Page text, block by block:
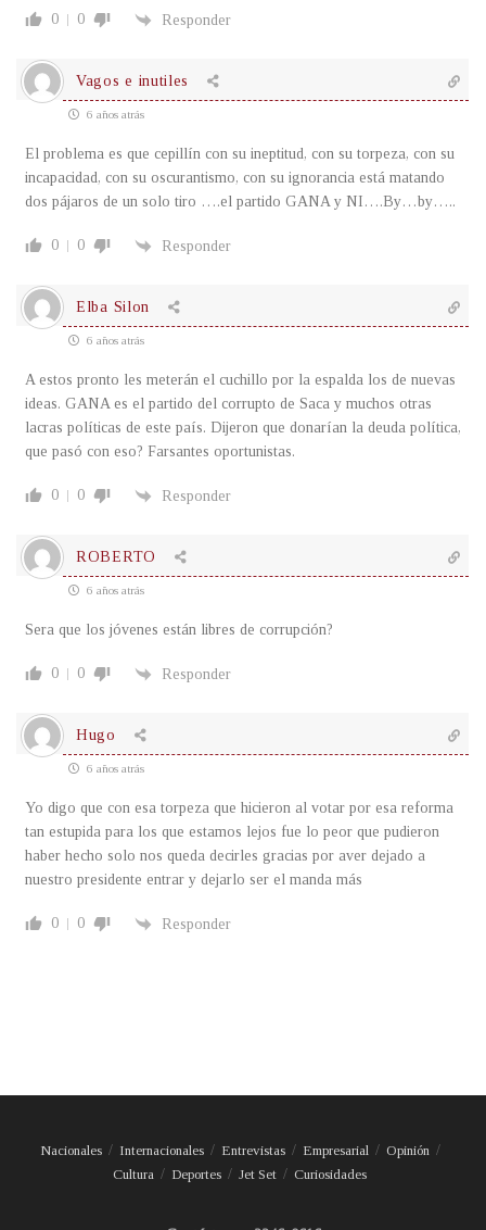
0 0 Responder
Vagos e inutiles
6 años atrás
El problema es que cepillín con su ineptitud, con su torpeza, con su
incapacidad, con su oscurantismo, con su ignorancia está matando
dos pájaros de un solo tiro ….el partido GANA y NI….By…by…..
0 0 Responder
Elba Silon
6 años atrás
A estos pronto les meterán el cuchillo por la espalda los de nuevas
ideas. GANA es el partido del corrupto de Saca y muchos otras
lacras políticas de este país. Dijeron que donarían la deuda política,
que pasó con eso? Farsantes oportunistas.
0 0 Responder
ROBERTO
6 años atrás
Sera que los jóvenes están libres de corrupción?
0 0 Responder
Hugo
6 años atrás
Yo digo que con esa torpeza que hicieron al votar por esa reforma
tan estupida para los que estamos lejos fue lo peor que pudieron
haber hecho solo nos queda decirles gracias por aver dejado a
nuestro presidente entrar y dejarlo ser el manda más
0 0 Responder
Nacionales Internacionales Entrevistas Empresarial
Opinión
Cultura
Deportes Jet Set Curiosidades